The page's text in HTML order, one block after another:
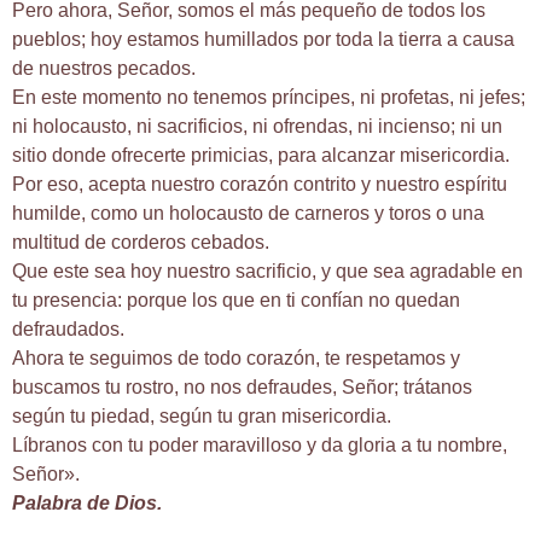
Pero ahora, Señor, somos el más pequeño de todos los
pueblos; hoy estamos humillados por toda la tierra a causa
de nuestros pecados.
En este momento no tenemos príncipes, ni profetas, ni jefes;
ni holocausto, ni sacrificios, ni ofrendas, ni incienso; ni un
sitio donde ofrecerte primicias, para alcanzar misericordia.
Por eso, acepta nuestro corazón contrito y nuestro espíritu
humilde, como un holocausto de carneros y toros o una
multitud de corderos cebados.
Que este sea hoy nuestro sacrificio, y que sea agradable en
tu presencia: porque los que en ti confían no quedan
defraudados.
Ahora te seguimos de todo corazón, te respetamos y
buscamos tu rostro, no nos defraudes, Señor; trátanos
según tu piedad, según tu gran misericordia.
Líbranos con tu poder maravilloso y da gloria a tu nombre,
Señor».
Palabra de Dios.